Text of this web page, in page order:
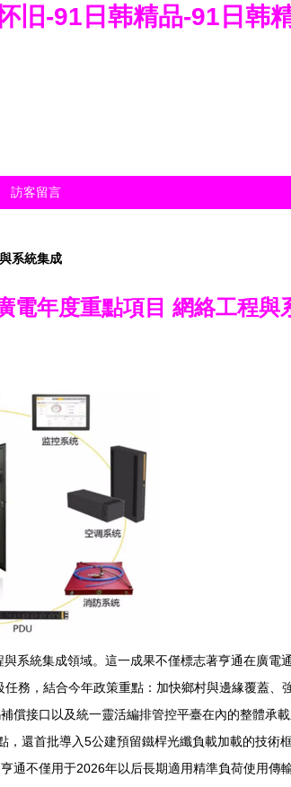
旧-91日韩精品-91日韩
訪客留言
系統集成
電年度重點項目 網絡工程與
系統集成領域。這一成果不僅標志著亨通在廣電
務，結合今年政策重點：加快鄉村與邊緣覆蓋、
接口以及統一靈活編排管控平臺在內的整體承
還首批導入5公建預留鐵桿光纖負載加載的技術
不僅用于2026年以后長期適用精準負荷使用傳